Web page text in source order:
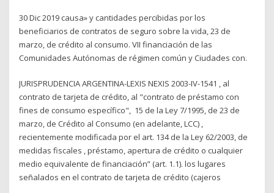
30 Dic 2019 causa» y cantidades percibidas por los
beneficiarios de contratos de seguro sobre la vida, 23 de
marzo, de crédito al consumo. VII financiación de las
Comunidades Autónomas de régimen común y Ciudades con.
JURISPRUDENCIA ARGENTINA-LEXIS NEXIS 2003-IV-1541 , al
contrato de tarjeta de crédito, al "contrato de préstamo con
fines de consumo específico", 15 de la Ley 7/1995, de 23 de
marzo, de Crédito al Consumo (en adelante, LCC) ,
recientemente modificada por el art. 134 de la Ley 62/2003, de
medidas fiscales , préstamo, apertura de crédito o cualquier
medio equivalente de financiación” (art. 1.1). los lugares
señalados en el contrato de tarjeta de crédito (cajeros